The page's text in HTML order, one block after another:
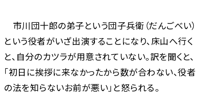
市川団十郎の弟子という団子兵衛（だんごべい）
という役者がいざ出演することになり、床山へ行く
と、自分のカツラが用意されていない。訳を聞くと、
「初日に挨拶に来なかったから数が合わない、役者
の法を知らないお前が悪い」と怒られる。